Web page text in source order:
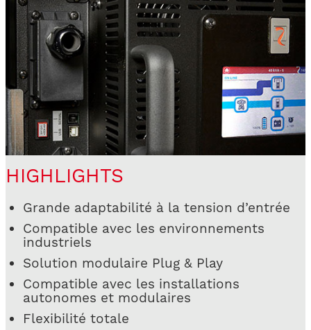
HIGHLIGHTS
Grande adaptabilité à la tension d’entrée
Compatible avec les environnements
industriels
Solution modulaire Plug & Play
Compatible avec les installations
autonomes et modulaires
Flexibilité totale